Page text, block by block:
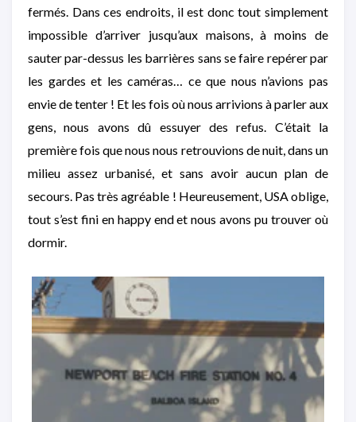
fermés. Dans ces endroits, il est donc tout simplement
impossible d’arriver jusqu’aux maisons, à moins de
sauter par-dessus les barrières sans se faire repérer par
les gardes et les caméras… ce que nous n’avions pas
envie de tenter ! Et les fois où nous arrivions à parler aux
gens, nous avons dû essuyer des refus. C’était la
première fois que nous nous retrouvions de nuit, dans un
milieu assez urbanisé, et sans avoir aucun plan de
secours. Pas très agréable ! Heureusement, USA oblige,
tout s’est fini en happy end et nous avons pu trouver où
dormir.